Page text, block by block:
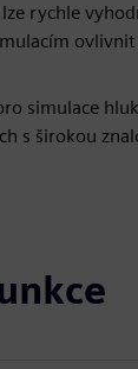
rychle
ovlivnit
simulace
s širokou